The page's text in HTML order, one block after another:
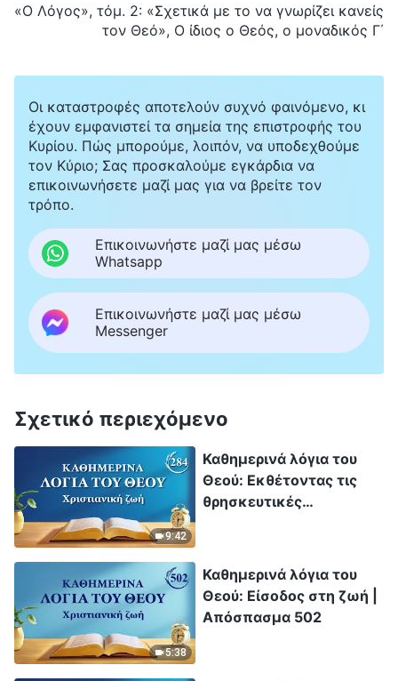
«Ο Λόγος», τόμ. 2: «Σχετικά με το να γνωρίζει κανείς
τον Θεό», Ο ίδιος ο Θεός, ο μοναδικός Γ΄
Οι καταστροφές αποτελούν συχνό φαινόμενο, κι
έχουν εμφανιστεί τα σημεία της επιστροφής του
Κυρίου. Πώς μπορούμε, λοιπόν, να υποδεχθούμε
τον Κύριο; Σας προσκαλούμε εγκάρδια να
επικοινωνήσετε μαζί μας για να βρείτε τον
τρόπο.
Επικοινωνήστε μαζί μας μέσω
Whatsapp
Επικοινωνήστε μαζί μας μέσω
Messenger
Σχετικό περιεχόμενο
9:42
Καθημερινά λόγια του
Θεού: Εκθέτοντας τις
θρησκευτικές
5:38
Καθημερινά λόγια του
Θεού: Είσοδος στη ζωή |
Απόσπασμα 502